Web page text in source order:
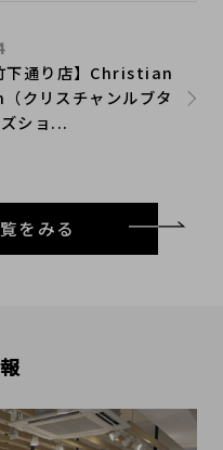
下通り店】Christian
クリスチャンルブタ
ショ...
をみる